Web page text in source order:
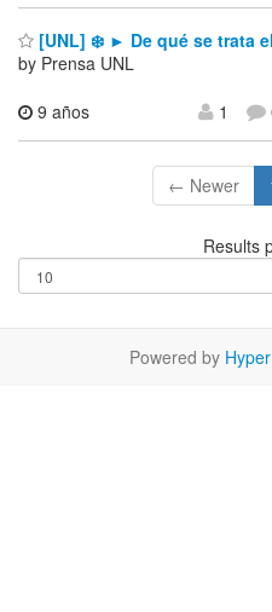
[UNL] ❄️ ► De qué se trata
by Prensa UNL
9 años
1
← Newer
Results
Powered by